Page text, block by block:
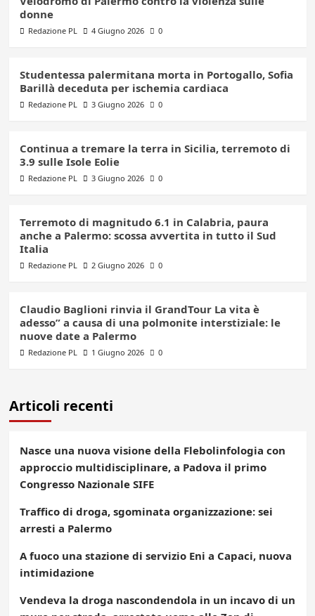
donne
Redazione PL 4 Giugno 2026 0
Studentessa palermitana morta in Portogallo, Sofia
Barillà deceduta per ischemia cardiaca
Redazione PL 3 Giugno 2026 0
Continua a tremare la terra in Sicilia, terremoto di
3.9 sulle Isole Eolie
Redazione PL 3 Giugno 2026 0
Terremoto di magnitudo 6.1 in Calabria, paura
anche a Palermo: scossa avvertita in tutto il Sud
Italia
Redazione PL 2 Giugno 2026 0
Claudio Baglioni rinvia il GrandTour La vita è
adesso” a causa di una polmonite interstiziale: le
nuove date a Palermo
Redazione PL 1 Giugno 2026 0
Articoli recenti
Nasce una nuova visione della Flebolinfologia con
approccio multidisciplinare, a Padova il primo
Congresso Nazionale SIFE
Traffico di droga, sgominata organizzazione: sei
arresti a Palermo
A fuoco una stazione di servizio Eni a Capaci, nuova
intimidazione
Vendeva la droga nascondendola in un incavo di un